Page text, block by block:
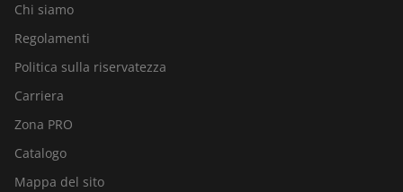
Chi siamo
Regolamenti
Politica sulla riservatezza
Carriera
Zona PRO
Catalogo
Mappa del sito